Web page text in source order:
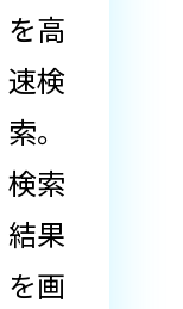
を高
速検
索。
検索
結果
を画